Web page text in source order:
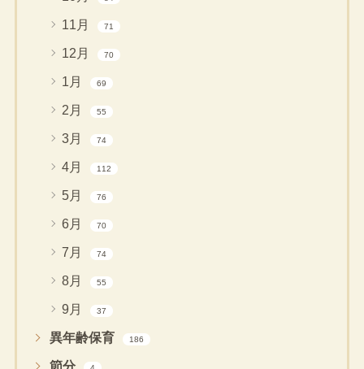
11月 71
12月 70
1月 69
2月 55
3月 74
4月 112
5月 76
6月 70
7月 74
8月 55
9月 37
異年齢保育 186
節分